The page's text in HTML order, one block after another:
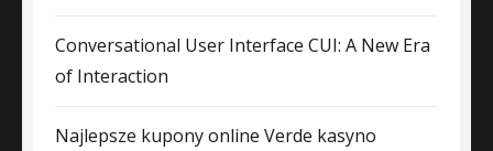
Conversational User Interface CUI: A New Era
of Interaction
Najlepsze kupony online Verde kasyno